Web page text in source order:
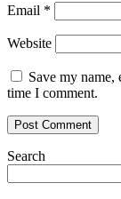
Email *
Website
Save my
time I comment.
Search